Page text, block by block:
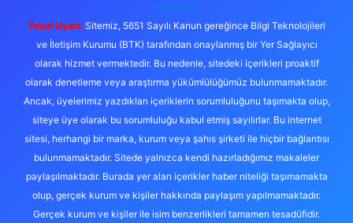
@karabul
Yasal Uyarı: Sitemiz, 5651 Sayılı Kanun gereğince Bilgi Teknolojileri
ve İletişim Kurumu (BTK) tarafından onaylanmış bir Yer Sağlayıcı
olarak hizmet vermektedir. Bu nedenle, sitedeki içerikleri proaktif
olarak denetleme veya araştırma yükümlülüğümüz bulunmamaktadır.
Ancak, üyelerimiz yazdıkları içeriklerin sorumluluğunu taşımakta olup,
siteye üye olarak bu sorumluluğu kabul etmiş sayılırlar. Bu internet
sitesi, herhangi bir marka, kurum veya şahıs şirketi ile hiçbir bağlantısı
bulunmamaktadır. Sitede yalnızca kendi hazırladığımız makaleler
paylaşılmaktadır. Burada yer alan içerikler haber niteliği taşımamakta
olup, gerçek kurum ve kişiler hakkında paylaşım yapılmamaktadır.
Gerçek kurum ve kişiler ile isim benzerlikleri tamamen tesadüfidir.